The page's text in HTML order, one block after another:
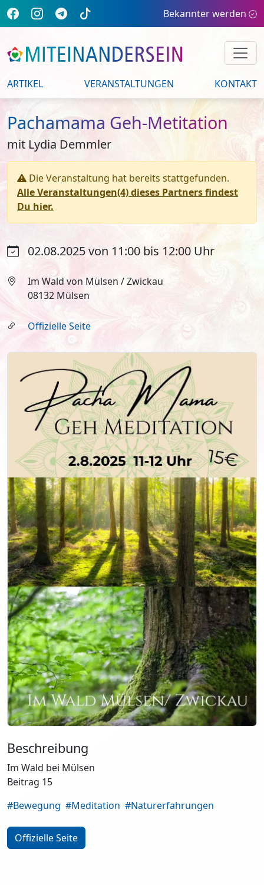
Bekannter werden
ARTIKEL VERANSTALTUNGEN KONTAKT
Pachamama Geh-Metitation
mit Lydia Demmler
Die Veranstaltung hat bereits stattgefunden.
Alle Veranstaltungen(4) dieses Partners findest
Du hier.
02.08.2025 von 11:00 bis 12:00 Uhr
Im Wald von Mülsen / Zwickau
08132 Mülsen
Offizielle Seite
Beschreibung
Im Wald bei Mülsen
Beitrag 15
#Bewegung #Meditation #Naturerfahrungen
Offizielle Seite